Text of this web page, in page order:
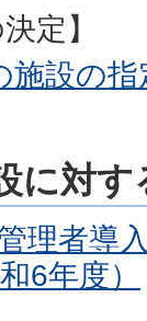
定】
施設の
に対
理者導
6年度）